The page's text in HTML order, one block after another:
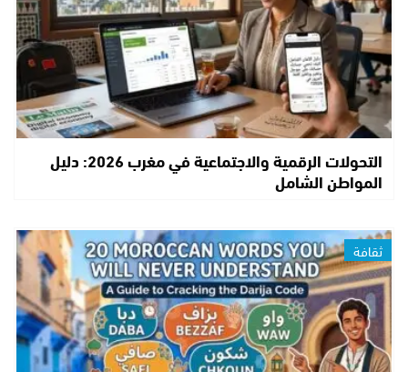
التحولات الرقمية والاجتماعية في مغرب 2026: دليل
المواطن الشامل
ثقافة